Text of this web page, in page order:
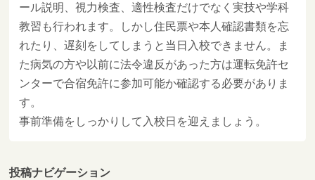
ール説明、視力検査、適性検査だけでなく実技や学科
教習も行われます。しかし住民票や本人確認書類を忘
れたり、遅刻をしてしまうと当日入校できません。ま
た病気の方や以前に法令違反があった方は運転免許セ
ンターで合宿免許に参加可能か確認する必要がありま
す。
事前準備をしっかりして入校日を迎えましょう。
投稿ナビゲーション